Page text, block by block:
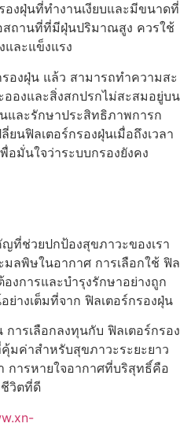
งฝุ่นที่ทำงานเงียบและมีขนาดที่
สถานที่ที่มีฝุ่นปริมาณสูง ควรใช้
และแข็งแรง
องฝุ่น แล้ว สามารถทำความสะ
อองและสิ่งสกปรกไม่สะสมอยู่บน
และรักษาประสิทธิภาพการก
นฟิลเตอร์กรองฝุ่นเมื่อถึงเวลา
มั่นใจว่าระบบกรองยังคง
ที่ช่วยปกป้องสุขภาวะของเรา
ลพิษในอากาศ การเลือกใช้ ฟิล
งการและบำรุงรักษาอย่างถูก
างเต็มที่จาก ฟิลเตอร์กรองฝุ่น
ารเลือกลงทุนกับ ฟิลเตอร์กรอง
มค่าสำหรับสุขภาวะระยะยาว
ารหายใจอากาศที่บริสุทธิ์คือ
วิตที่ดี